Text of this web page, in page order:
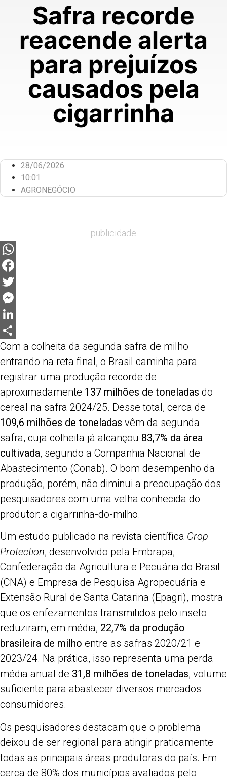
Safra recorde
reacende alerta
para prejuízos
causados pela
cigarrinha
28/06/2026
10:01
AGRONEGÓCIO
publicidade
WhatsApp
Facebook
Twitter
Messenger
LinkedIn
Share
Com a colheita da segunda safra de milho
entrando na reta final, o Brasil caminha para
registrar uma produção recorde de
aproximadamente 137 milhões de toneladas do
cereal na safra 2024/25. Desse total, cerca de
109,6 milhões de toneladas vêm da segunda
safra, cuja colheita já alcançou 83,7% da área
cultivada, segundo a Companhia Nacional de
Abastecimento (Conab). O bom desempenho da
produção, porém, não diminui a preocupação dos
pesquisadores com uma velha conhecida do
produtor: a cigarrinha-do-milho.
Um estudo publicado na revista científica Crop
Protection, desenvolvido pela Embrapa,
Confederação da Agricultura e Pecuária do Brasil
(CNA) e Empresa de Pesquisa Agropecuária e
Extensão Rural de Santa Catarina (Epagri), mostra
que os enfezamentos transmitidos pelo inseto
reduziram, em média, 22,7% da produção
brasileira de milho entre as safras 2020/21 e
2023/24. Na prática, isso representa uma perda
média anual de 31,8 milhões de toneladas, volume
suficiente para abastecer diversos mercados
consumidores.
Os pesquisadores destacam que o problema
deixou de ser regional para atingir praticamente
todas as principais áreas produtoras do país. Em
cerca de 80% dos municípios avaliados pelo